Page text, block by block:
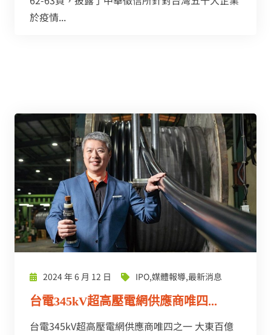
於疫情...
2024 年 6 月 12 日 IPO,媒體報導,最新消息
台電345kV超高壓電網供應商唯四...
台電345kV超高壓電網供應商唯四之一 大東百億